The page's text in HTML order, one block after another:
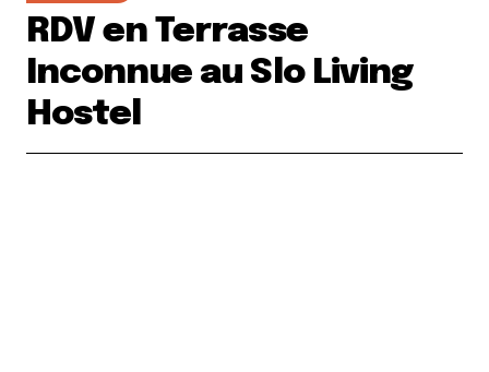
RDV en Terrasse
Inconnue au Slo Living
Hostel